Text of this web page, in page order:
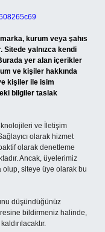
kurum veya şahıs
Sitede yalnızca kendi
Burada yer alan içerikler
ve kişiler hakkında
kişiler ile isim
bilgiler taslak
ve İletişim
olarak hizmet
olarak denetleme
Ancak, üyelerimiz
olup, siteye üye olarak bu
düşündüğünüz
bildirmeniz halinde,